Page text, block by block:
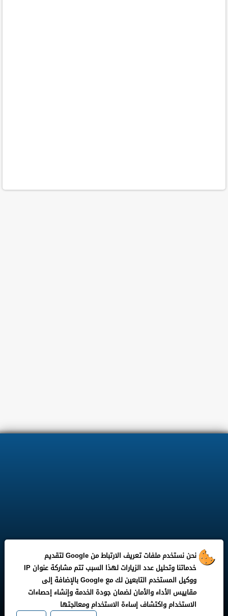
نحن نستخدم ملفات تعريف الارتباط من Google لتقديم
خدماتنا وتحليل عدد الزيارات لهذا السبب تتم مشاركة عنوان IP
ووكيل المستخدم التابعين لك مع Google بالإضافة إلى
مقاييس الأداء والأمان لضمان جودة الخدمة وإنشاء إحصاءات
الاستخدام واكتشاف إساءة الاستخدام ومعالجتها